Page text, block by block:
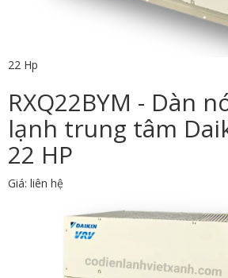
22 Hp
RXQ22BYM - Dàn
lạnh trung tâm
22 HP
Giá: liên hệ